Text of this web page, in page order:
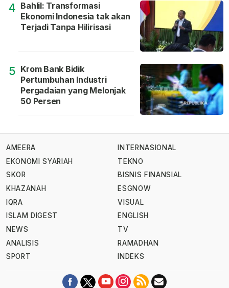
4 Bahlil: Transformasi
Ekonomi Indonesia tak akan
Terjadi Tanpa Hilirisasi
5 Krom Bank Bidik
Pertumbuhan Industri
Pergadaian yang Melonjak
50 Persen
AMEERA
EKONOMI SYARIAH
SKOR
KHAZANAH
IQRA
ISLAM DIGEST
NEWS
ANALISIS
SPORT
INTERNASIONAL
TEKNO
BISNIS FINANSIAL
ESGNOW
VISUAL
ENGLISH
TV
RAMADHAN
INDEKS